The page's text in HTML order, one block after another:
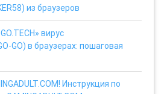
из браузеров
вирус
GO) в браузерах: пошаговая
Инструкция по